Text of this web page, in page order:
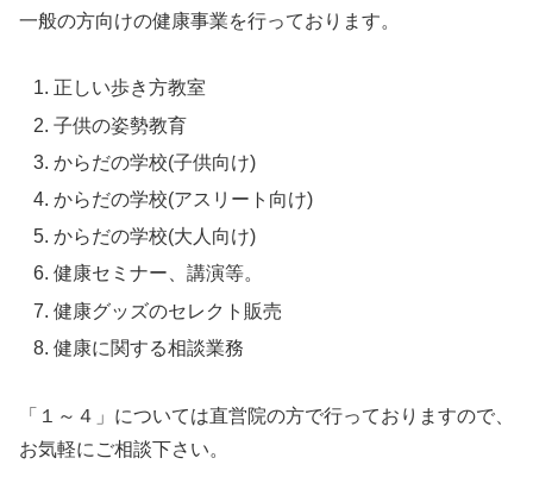
一般の方向けの健康事業を行っております。
正しい歩き方教室
子供の姿勢教育
からだの学校(子供向け)
からだの学校(アスリート向け)
からだの学校(大人向け)
健康セミナー、講演等。
健康グッズのセレクト販売
健康に関する相談業務
「１～４」については直営院の方で行っておりますので、
お気軽にご相談下さい。